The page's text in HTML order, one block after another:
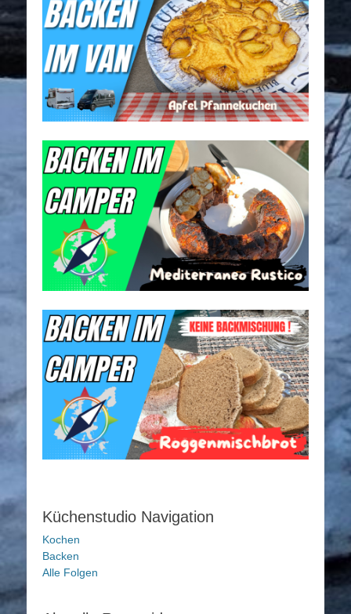
Küchenstudio Navigation
Kochen
Backen
Alle Folgen